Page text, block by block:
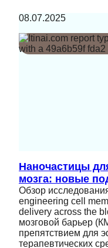
08.07.2025
Наночастицы
мозга: новые
Обзор
engineering cell
delivery across the
мозговой барьер
препятствием для
терапевтических